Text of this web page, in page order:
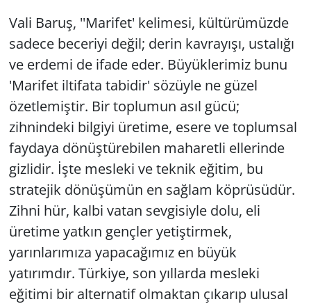
Vali Baruş, ''Marifet' kelimesi, kültürümüzde
sadece beceriyi değil; derin kavrayışı, ustalığı
ve erdemi de ifade eder. Büyüklerimiz bunu
'Marifet iltifata tabidir' sözüyle ne güzel
özetlemiştir. Bir toplumun asıl gücü;
zihnindeki bilgiyi üretime, esere ve toplumsal
faydaya dönüştürebilen maharetli ellerinde
gizlidir. İşte mesleki ve teknik eğitim, bu
stratejik dönüşümün en sağlam köprüsüdür.
Zihni hür, kalbi vatan sevgisiyle dolu, eli
üretime yatkın gençler yetiştirmek,
yarınlarımıza yapacağımız en büyük
yatırımdır. Türkiye, son yıllarda mesleki
eğitimi bir alternatif olmaktan çıkarıp ulusal